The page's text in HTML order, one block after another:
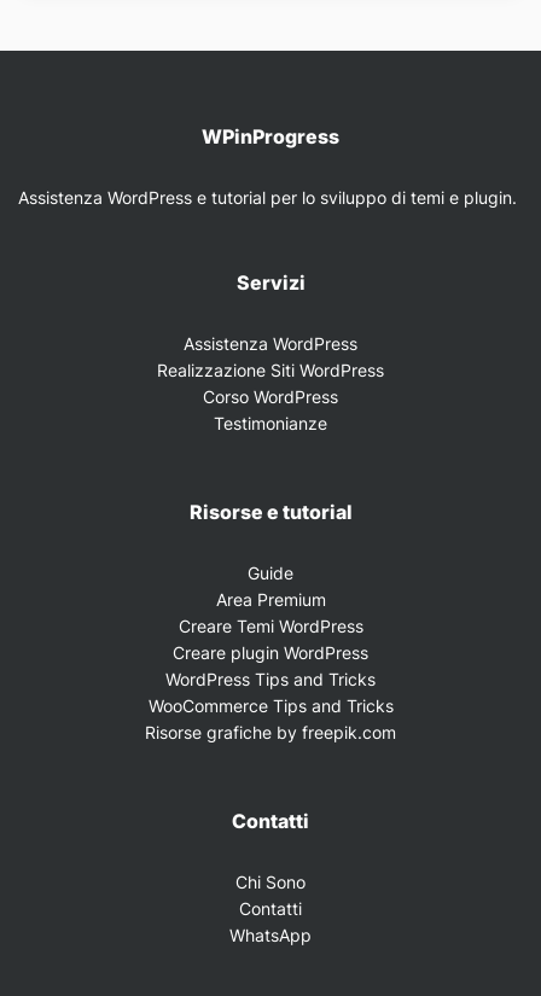
WPinProgress
Assistenza WordPress e tutorial per lo sviluppo di temi e plugin.
Servizi
Assistenza WordPress
Realizzazione Siti WordPress
Corso WordPress
Testimonianze
Risorse e tutorial
Guide
Area Premium
Creare Temi WordPress
Creare plugin WordPress
WordPress Tips and Tricks
WooCommerce Tips and Tricks
Risorse grafiche by freepik.com
Contatti
Chi Sono
Contatti
WhatsApp